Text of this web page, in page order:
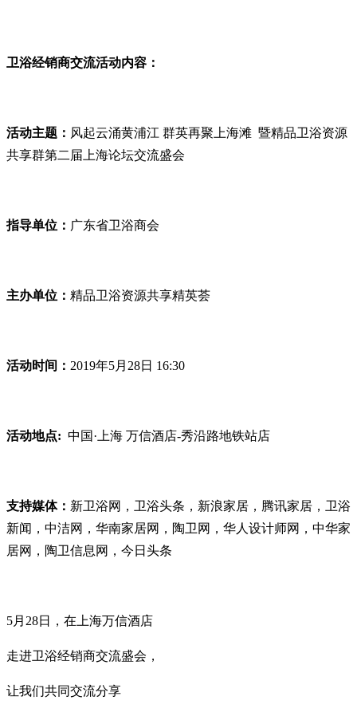
卫浴经销商交流活动内容：
活动主题： 风起云涌黄浦江 群英再聚上海滩 暨精品卫浴资源
共享群第二届上海论坛交流盛会
指导单位： 广东省卫浴商会
主办单位： 精品卫浴资源共享精英荟
活动时间： 2019年5月28日 16:30
活动地点: 中国·上海 万信酒店-秀沿路地铁站店
支持媒体： 新卫浴网，卫浴头条，新浪家居，腾讯家居，卫浴
新闻，中洁网，华南家居网，陶卫网，华人设计师网，中华家
居网，陶卫信息网，今日头条
5月28日，在上海万信酒店
走进卫浴经销商交流盛会，
让我们共同交流分享